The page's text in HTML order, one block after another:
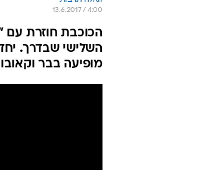
13.6.2017 / 4:00
הכוכבת חוזרת עם
השלישי שבדרך.
מופיעה בבר